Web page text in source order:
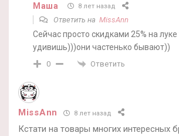
Маша 8 лет назад
Ответить на MissAnn
Сейчас просто скидками 25% на
удивишь)))они частенько бывают))
0 Ответить
MissAnn 8 лет назад
Кстати на товары многих интересных